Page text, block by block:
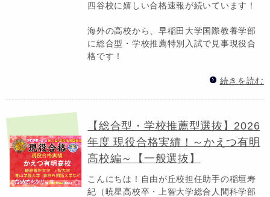
四谷校に嬉しい合格速報が続いています！
海外の高校から、早稲田大学国際教養学部
に総合型・学校推薦特別入試で見事現役合
格です！
続きを読む
【総合型・学校推薦型選抜】2026
年度 現役合格実績！～かえつ有明
高校編～【一般選抜】
こんにちは！自由が丘校担任助手の稲垣寿
紀（暁星高校卒・上智大学総合人間科学部